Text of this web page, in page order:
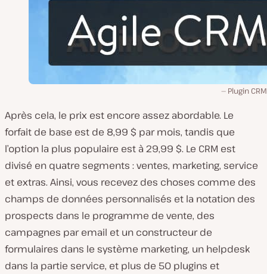
Plugin
Après cela, le prix est encore assez abordable. Le
forfait de base est de 8,99 $ par mois, tandis que
l’option la plus populaire est à 29,99 $. Le CRM est
divisé en quatre segments : ventes, marketing, service
et extras. Ainsi, vous recevez des choses comme des
champs de données personnalisés et la notation des
prospects dans le programme de vente, des
campagnes par email et un constructeur de
formulaires dans le système marketing, un helpdesk
dans la partie service, et plus de 50 plugins et